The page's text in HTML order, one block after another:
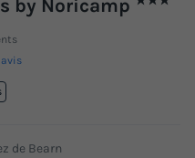
by Noricamp
avis
de Bearn